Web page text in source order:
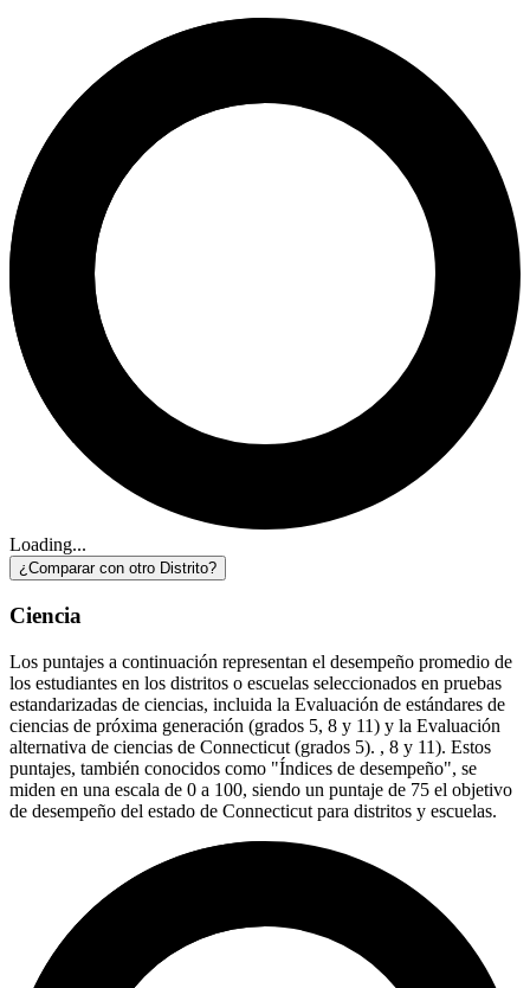
Loading...
¿Comparar con otro Distrito?
Ciencia
Los puntajes a continuación representan el desempeño promedio de
los estudiantes en los distritos o escuelas seleccionados en pruebas
estandarizadas de ciencias, incluida la Evaluación de estándares de
ciencias de próxima generación (grados 5, 8 y 11) y la Evaluación
alternativa de ciencias de Connecticut (grados 5). , 8 y 11). Estos
puntajes, también conocidos como "Índices de desempeño", se
miden en una escala de 0 a 100, siendo un puntaje de 75 el objetivo
de desempeño del estado de Connecticut para distritos y escuelas.